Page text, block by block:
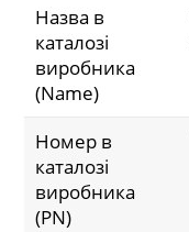
Назва в
каталозі
виробника
(Name)
Номер в
каталозі
виробника
(PN)